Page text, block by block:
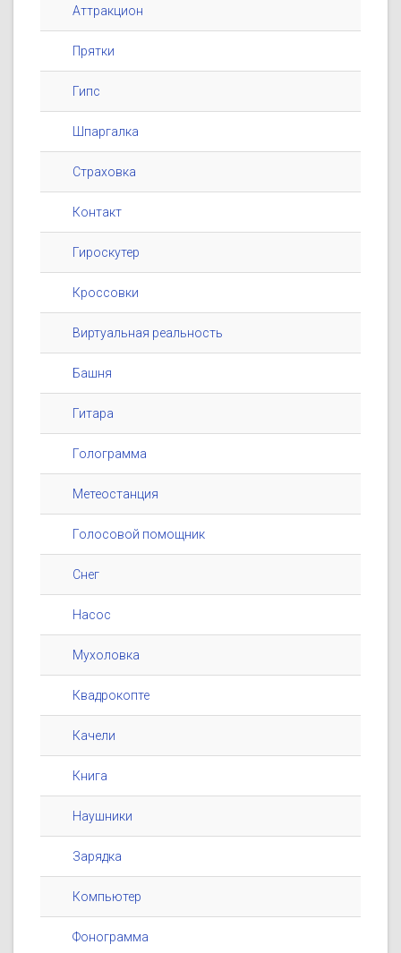
Аттракцион
Прятки
Гипс
Шпаргалка
Страховка
Контакт
Гироскутер
Кроссовки
Виртуальная реальность
Башня
Гитара
Голограмма
Метеостанция
Голосовой помощник
Снег
Насос
Мухоловка
Квадрокопте
Качели
Книга
Наушники
Зарядка
Компьютер
Фонограмма